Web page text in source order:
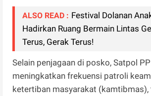
ALSO READ : Festival Dolanan
Hadirkan Ruang Bermain Lintas
Terus, Gerak Terus!
Selain penjagaan di posko, Satpol
meningkatkan frekuensi patroli
ketertiban masyarakat (kamtibmas),